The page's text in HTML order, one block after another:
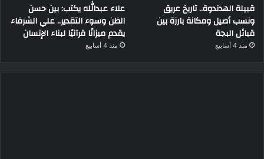
قبيلة الهدندوة.. تاريخ عريق
ونسب أصيل ومكانة بارزة بين
قبائل البجة
منذ 4 أسابيع
علاء عبدالله يكتب: بين حسن
الظن وسوء التقدير.. علي الشرفاء
يقدم ميزانًا قرآنيًا لبناء الإنسان
منذ 4 أسابيع